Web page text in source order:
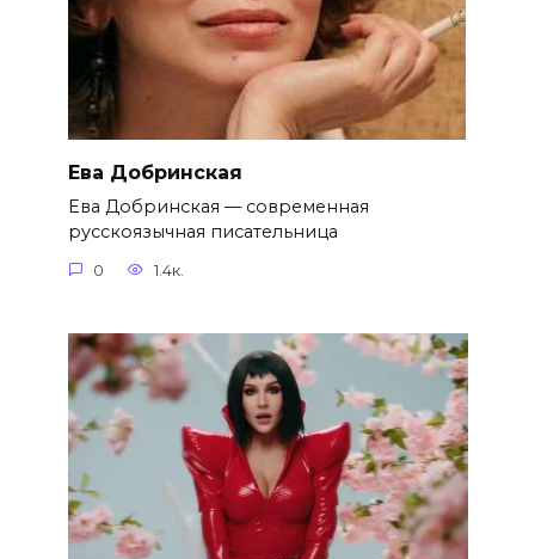
Ева Добринская
Ева Добринская — современная
русскоязычная писательница
0 1.4к.